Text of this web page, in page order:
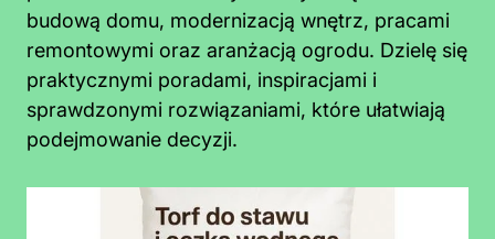
budową domu, modernizacją wnętrz, pracami
remontowymi oraz aranżacją ogrodu. Dzielę się
praktycznymi poradami, inspiracjami i
sprawdzonymi rozwiązaniami, które ułatwiają
podejmowanie decyzji.